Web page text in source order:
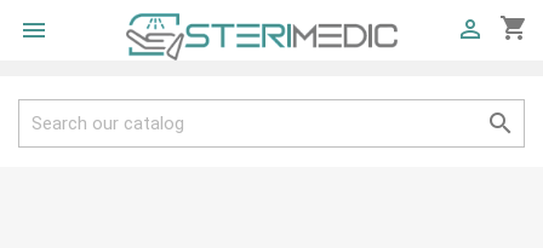
 shopping_cart

